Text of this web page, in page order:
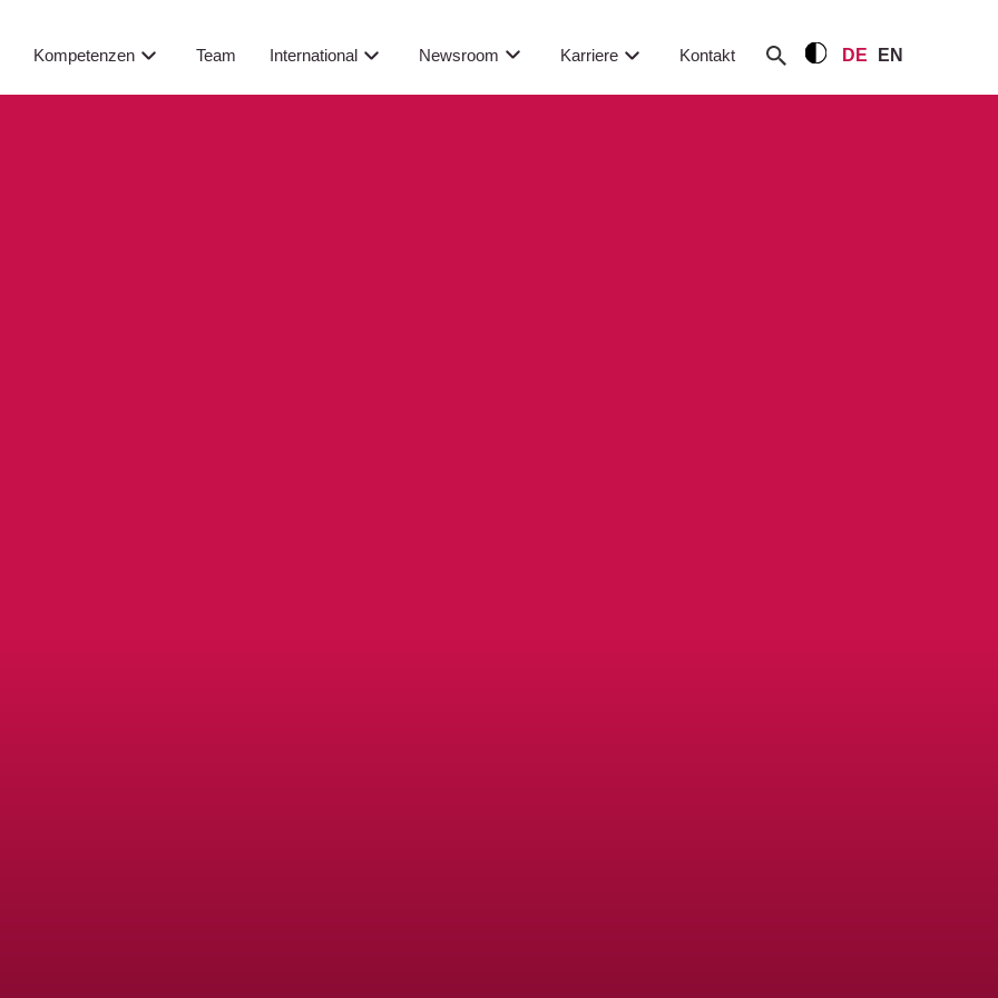
Kompetenzen Team International Newsroom Karriere Kontakt DE EN